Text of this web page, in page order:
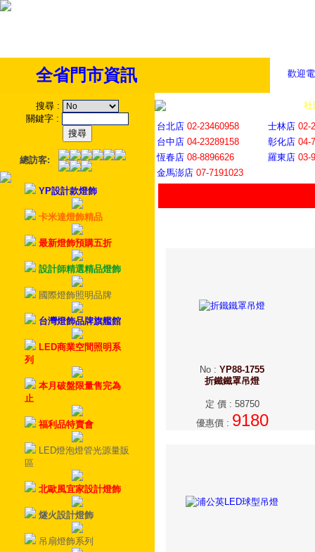
歡迎
全省門市資訊
搜尋 :
關鍵字 :
總訪客:
YP設計款燈飾
卡米達燈飾精品
最新燈飾預購五折
設計師精選精品燈飾
國際燈飾照明品牌
台灣燈飾品牌旗艦館
LED商業空間照明系
列
本月破盤限量售完為
止
福利品特賣會
LED燈泡燈管光源量販
區
北歐風宜家設計燈飾
燧火設計燈飾
吊扇燈飾系列
社
台北店 02-23460958 士林店 02-
台中店 04-23289158 彰化店 04-
恆春店 08-8896626 羅東店 03-
金馬澎店 07-7191023
No : YP88-1755
折鐵鐵罩吊燈
定 價: 58750
優惠價: 9180